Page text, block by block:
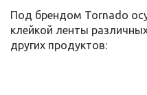
Под брендом Tornado
клейкой ленты
других продуктов: